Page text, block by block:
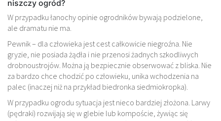
niszczy ogród?
W przypadku łanochy opinie ogrodników bywają podzielone,
ale dramatu nie ma.
Pewnik – dla człowieka jest cest całkowicie niegroźna. Nie
gryzie, nie posiada żądła i nie przenosi żadnych szkodliwych
drobnoustrojów. Można ją bezpiecznie obserwować z bliska. Nie
za bardzo chce chodzić po człowieku, unika wchodzenia na
palec (inaczej niż na przykład biedronka siedmiokropka).
W przypadku ogrodu sytuacja jest nieco bardziej złożona. Larwy
(pędraki) rozwijają się w glebie lub kompoście, żywiąc się